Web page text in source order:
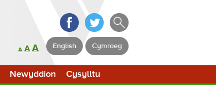
English Cymraeg
A A A
Newyddion Cysylltu